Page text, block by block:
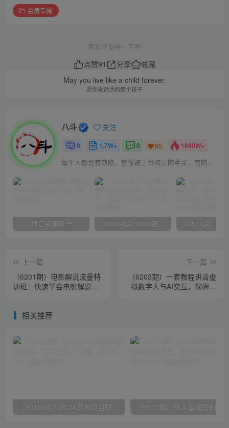
会员专属
喜欢就支持一下吧
点赞91 分享
收藏
May you live like a child forever.
愿你永远活的像个孩子
八斗 关注
0 1.7W+ 0 55 1840W+
每个人都会有缺陷，就像被上帝咬过的苹果，有的人缺陷比较大，正是因为上帝特别喜欢他的芬芳
八斗项目资源网 全网正品VIP课程 无损下载~ （10150期）2024高考项目野路子玩法，无限裂变，最高一天1W＋！
上一篇
（6201期）电影解说流量特
训班：快速学会电影解说，
下一篇
（6202期）一套教程讲清虚
拟数字人与AI交互，保姆级
相关推荐
（10150期）2024高考项目野路子玩法，无限裂变，最高一天1W＋！